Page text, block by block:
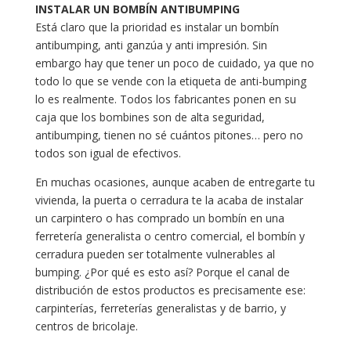
INSTALAR UN BOMBÍN ANTIBUMPING
Está claro que la prioridad es instalar un bombín
antibumping, anti ganzúa y anti impresión. Sin
embargo hay que tener un poco de cuidado, ya que no
todo lo que se vende con la etiqueta de anti-bumping
lo es realmente. Todos los fabricantes ponen en su
caja que los bombines son de alta seguridad,
antibumping, tienen no sé cuántos pitones… pero no
todos son igual de efectivos.
En muchas ocasiones, aunque acaben de entregarte tu
vivienda, la puerta o cerradura te la acaba de instalar
un carpintero o has comprado un bombín en una
ferretería generalista o centro comercial, el bombín y
cerradura pueden ser totalmente vulnerables al
bumping. ¿Por qué es esto así? Porque el canal de
distribución de estos productos es precisamente ese:
carpinterías, ferreterías generalistas y de barrio, y
centros de bricolaje.